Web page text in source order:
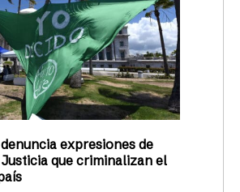
expresiones de
que criminalizan el